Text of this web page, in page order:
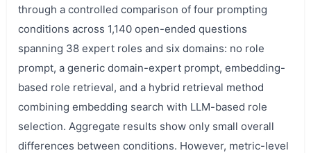
through a controlled comparison of four prompting
conditions across 1,140 open-ended questions
spanning 38 expert roles and six domains: no role
prompt, a generic domain-expert prompt, embedding-
based role retrieval, and a hybrid retrieval method
combining embedding search with LLM-based role
selection. Aggregate results show only small overall
differences between conditions. However, metric-level